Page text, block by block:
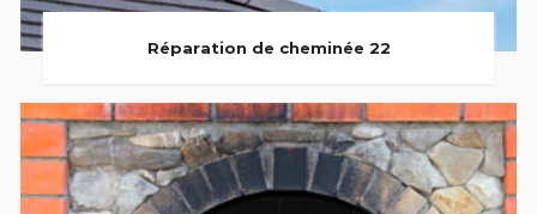
Réparation de cheminée 22